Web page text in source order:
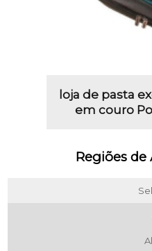
loja de pasta
em couro
Regiões